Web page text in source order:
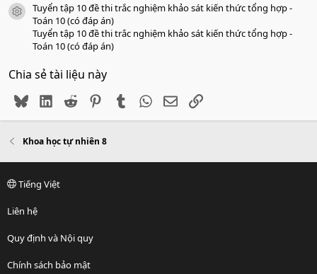
icon tài liệu
Tuyển tập 10 đề thi trắc nghiệm khảo sát kiến thức tổng hợp -
Toán 10 (có đáp án)
Tuyển tập 10 đề thi trắc nghiệm khảo sát kiến thức tổng hợp -
Toán 10 (có đáp án)
Chia sẻ tài liệu này
BlueskyLinkedIn
Reddit PinterestTumblr WhatsApp
EmailLink
Khoa học tự nhiên 8
Tiếng Việt
Liên hệ
Quy định và Nội quy
Chính sách bảo mật